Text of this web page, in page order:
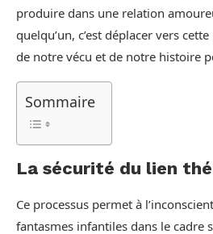
produire dans une relation
quelqu’un, c’est déplacer vers
de notre vécu et de notre histoire
Sommaire
La sécurité du lien
Ce processus permet à
fantasmes infantiles dans le cadre